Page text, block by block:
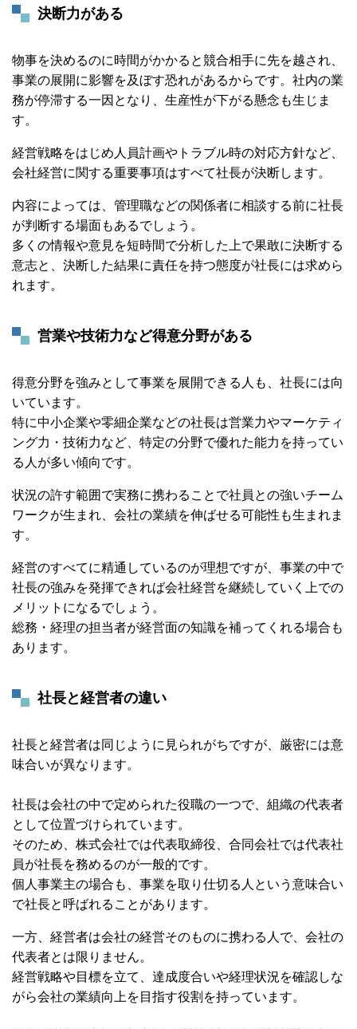
決断力がある
物事を決めるのに時間がかかると競合相手に先を越され、
事業の展開に影響を及ぼす恐れがあるからです。社内の業
務が停滞する一因となり、生産性が下がる懸念も生じま
す。
経営戦略をはじめ人員計画やトラブル時の対応方針など、
会社経営に関する重要事項はすべて社長が決断します。
内容によっては、管理職などの関係者に相談する前に社長
が判断する場面もあるでしょう。
多くの情報や意見を短時間で分析した上で果敢に決断する
意志と、決断した結果に責任を持つ態度が社長には求めら
れます。
営業や技術力など得意分野がある
得意分野を強みとして事業を展開できる人も、社長には向
いています。
特に中小企業や零細企業などの社長は営業力やマーケティ
ング力・技術力など、特定の分野で優れた能力を持ってい
る人が多い傾向です。
状況の許す範囲で実務に携わることで社員との強いチーム
ワークが生まれ、会社の業績を伸ばせる可能性も生まれま
す。
経営のすべてに精通しているのが理想ですが、事業の中で
社長の強みを発揮できれば会社経営を継続していく上での
メリットになるでしょう。
総務・経理の担当者が経営面の知識を補ってくれる場合も
あります。
社長と経営者の違い
社長と経営者は同じように見られがちですが、厳密には意
味合いが異なります。
社長は会社の中で定められた役職の一つで、組織の代表者
として位置づけられています。
そのため、株式会社では代表取締役、合同会社では代表社
員が社長を務めるのが一般的です。
個人事業主の場合も、事業を取り仕切る人という意味合い
で社長と呼ばれることがあります。
一方、経営者は会社の経営そのものに携わる人で、会社の
代表者とは限りません。
経営戦略や目標を立て、達成度合いや経理状況を確認しな
がら会社の業績向上を目指す役割を持っています。